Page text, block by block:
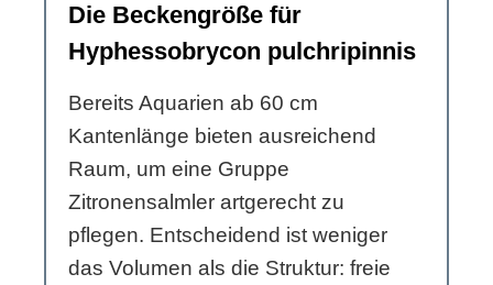
Die Beckengröße für
Hyphessobrycon pulchripinnis
Bereits Aquarien ab 60 cm
Kantenlänge bieten ausreichend
Raum, um eine Gruppe
Zitronensalmler artgerecht zu
pflegen. Entscheidend ist weniger
das Volumen als die Struktur: freie